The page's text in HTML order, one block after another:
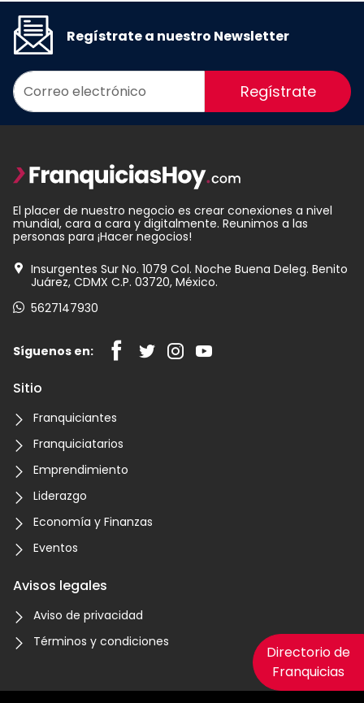
Directorio de
Franquicias
Regístrate a nuestro Newsletter
Regístrate
El placer de nuestro negocio es crear conexiones a nivel
mundial, cara a cara y digitalmente. Reunimos a las
personas para ¡Hacer negocios!
Insurgentes Sur No. 1079 Col. Noche Buena Deleg. Benito
Juárez, CDMX C.P. 03720, México.
5627147930
Síguenos en:
Sitio
Franquiciantes
Franquiciatarios
Emprendimiento
Liderazgo
Economía y Finanzas
Eventos
Avisos legales
Aviso de privacidad
Términos y condiciones